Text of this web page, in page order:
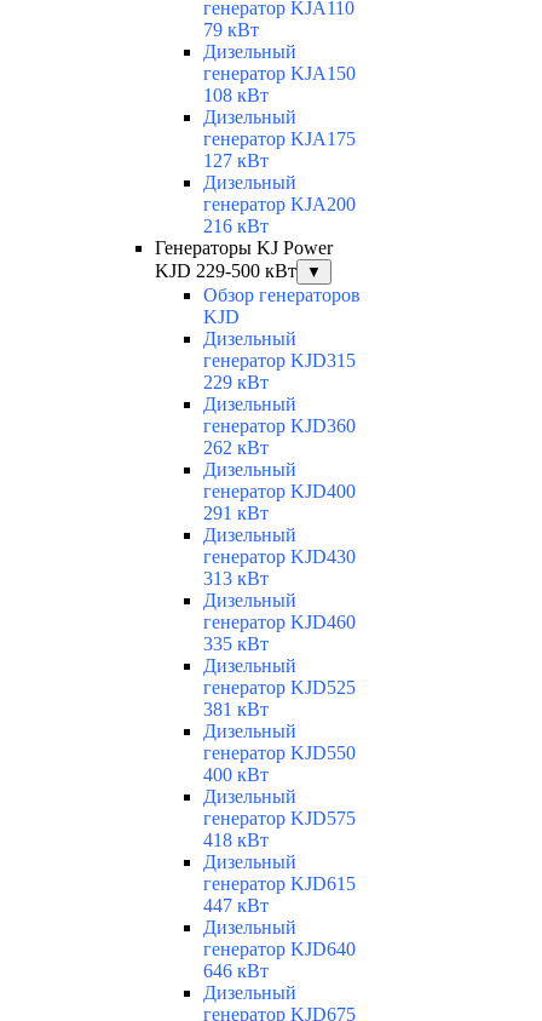
генератор KJA110
79 кВт
Дизельный
генератор KJA150
108 кВт
Дизельный
генератор KJA175
127 кВт
Дизельный
генератор KJA200
216 кВт
Генераторы KJ Power
KJD 229-500 кВт
▼
Обзор генераторов
KJD
Дизельный
генератор KJD315
229 кВт
Дизельный
генератор KJD360
262 кВт
Дизельный
генератор KJD400
291 кВт
Дизельный
генератор KJD430
313 кВт
Дизельный
генератор KJD460
335 кВт
Дизельный
генератор KJD525
381 кВт
Дизельный
генератор KJD550
400 кВт
Дизельный
генератор KJD575
418 кВт
Дизельный
генератор KJD615
447 кВт
Дизельный
генератор KJD640
646 кВт
Дизельный
генератор KJD675